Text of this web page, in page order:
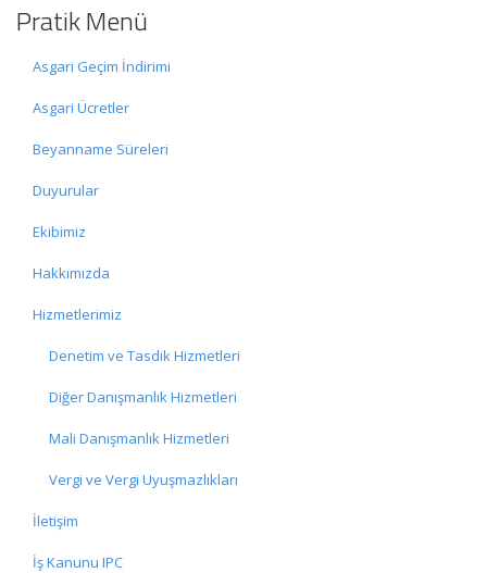
Pratik Menü
Asgari Geçim İndirimi
Asgari Ücretler
Beyanname Süreleri
Duyurular
Ekibimiz
Hakkımızda
Hizmetlerimiz
Denetim ve Tasdik Hizmetleri
Diğer Danışmanlık Hizmetleri
Mali Danışmanlık Hizmetleri
Vergi ve Vergi Uyuşmazlıkları
İletişim
İş Kanunu IPC